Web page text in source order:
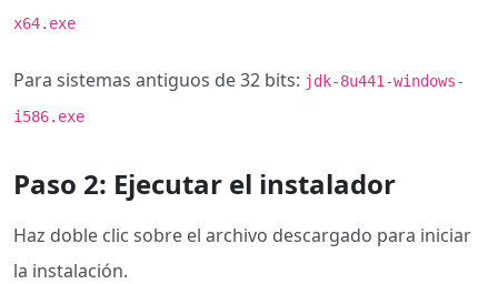
x64.exe
Para sistemas antiguos de 32 bits: jdk-8u441-windows-
i586.exe
Paso 2: Ejecutar el instalador
Haz doble clic sobre el archivo descargado para iniciar
la instalación.